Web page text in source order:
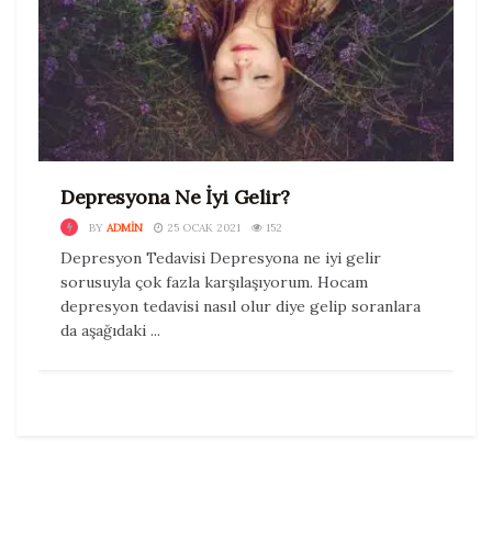
Depresyona Ne İyi Gelir?
BY ADMIN 25 OCAK 2021 152
Depresyon Tedavisi Depresyona ne iyi gelir
sorusuyla çok fazla karşılaşıyorum. Hocam
depresyon tedavisi nasıl olur diye gelip soranlara
da aşağıdaki ...